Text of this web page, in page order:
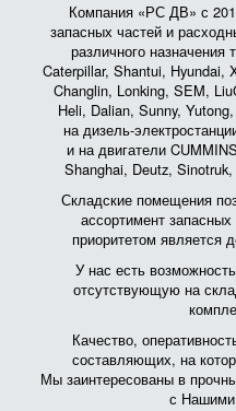
Компания «РС ДВ» с
запасных частей и
различного назначения
Caterpillar, Shantui, Hyundai,
Changlin, Lonking, SEM,
Heli, Dalian, Sunny,
на дизель-
и на двигатели
Shanghai, Deutz,
Складские помещения
ассортимент
приоритетом является
У нас есть
отсутствующую на
Качество,
составляющих, на
Мы заинтересованы в
с Нашими